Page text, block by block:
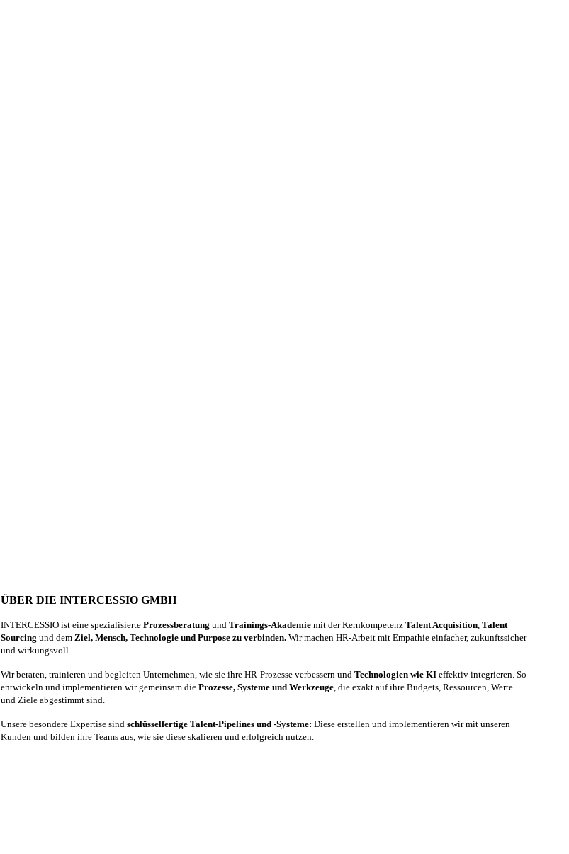
ÜBER DIE INTERCESSIO GMBH
INTERCESSIO ist eine spezialisierte Prozessberatung und Trainings-Akademie mit der Kernkompetenz Talent Acquisition Talent
Sourcing und dem Ziel, Mensch, Technologie und Purpose zu verbinden. Wir machen HR-Arbeit mit Empathie einfacher, zukunftssicher
und wirkungsvoll.
Wir beraten, trainieren und begleiten Unternehmen, wie sie ihre HR-Prozesse verbessern und Technologien wie KI effektiv integrieren. So
entwickeln und implementieren wir gemeinsam die Prozesse, Systeme und Werkzeuge , die exakt auf ihre Budgets, Ressourcen, Werte
und Ziele abgestimmt sind.
Unsere besondere Expertise sind schlüsselfertige Talent-Pipelines und -Systeme: Diese erstellen und implementieren wir mit unseren
Kunden und bilden ihre Teams aus, wie sie diese skalieren und erfolgreich nutzen.